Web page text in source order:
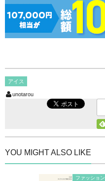
アイス
unotarou
YOU MIGHT ALSO LIKE
ファッション